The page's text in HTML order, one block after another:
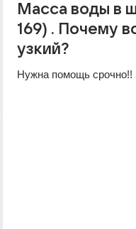
Масса воды в
169) . Почему
узкий?
Нужна помощь срочно!!